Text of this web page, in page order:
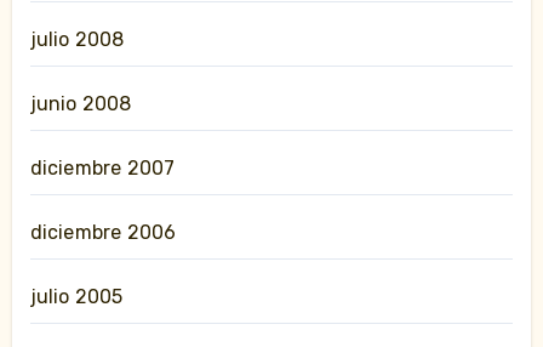
julio 2008
junio 2008
diciembre 2007
diciembre 2006
julio 2005